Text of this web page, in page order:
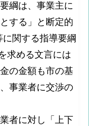
綱は、事業主に
する」と断定的
関する指導要綱
求める文言には
の金額も市の基
事業者に交渉の
者に対し「上下